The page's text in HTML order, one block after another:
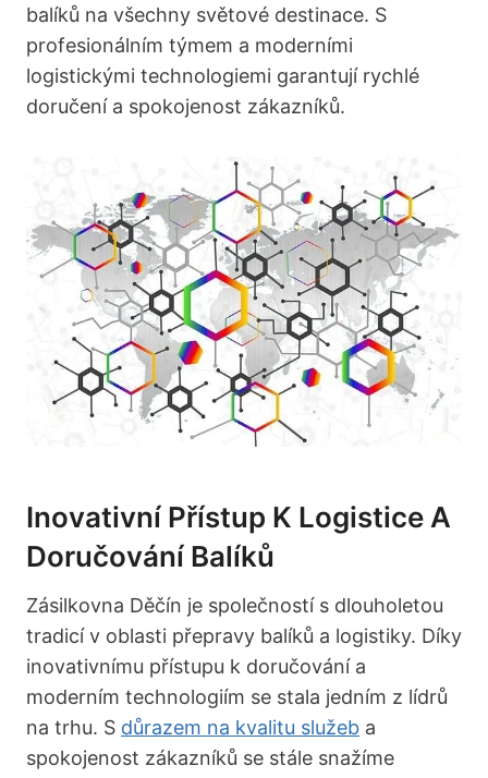
balíků na všechny světové destinace. S
profesionálním týmem a moderními
logistickými technologiemi garantují rychlé
doručení a spokojenost zákazníků.
Inovativní Přístup K Logistice A
Doručování Balíků
Zásilkovna Děčín je společností s dlouholetou
tradicí v oblasti přepravy balíků a logistiky. Díky
inovativnímu přístupu k doručování a
moderním technologiím se stala jedním z lídrů
na trhu. S důrazem na kvalitu služeb a
spokojenost zákazníků se stále snažíme